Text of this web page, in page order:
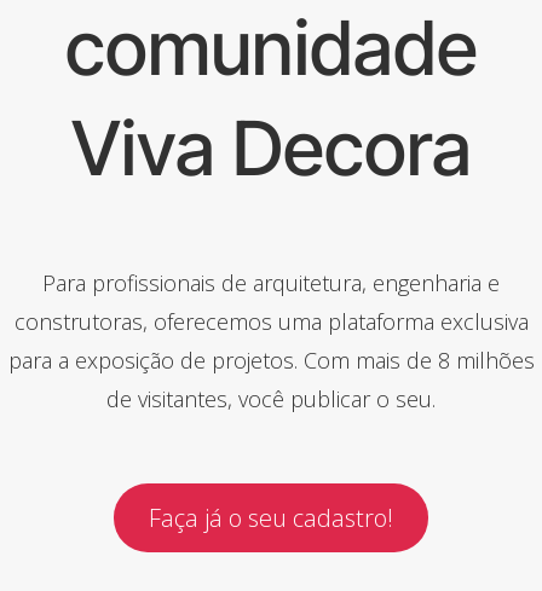
comunidade
Viva Decora
Para profissionais de arquitetura, engenharia e
construtoras, oferecemos uma plataforma exclusiva
para a exposição de projetos. Com mais de 8 milhões
de visitantes, você publicar o seu.
Faça já o seu cadastro!